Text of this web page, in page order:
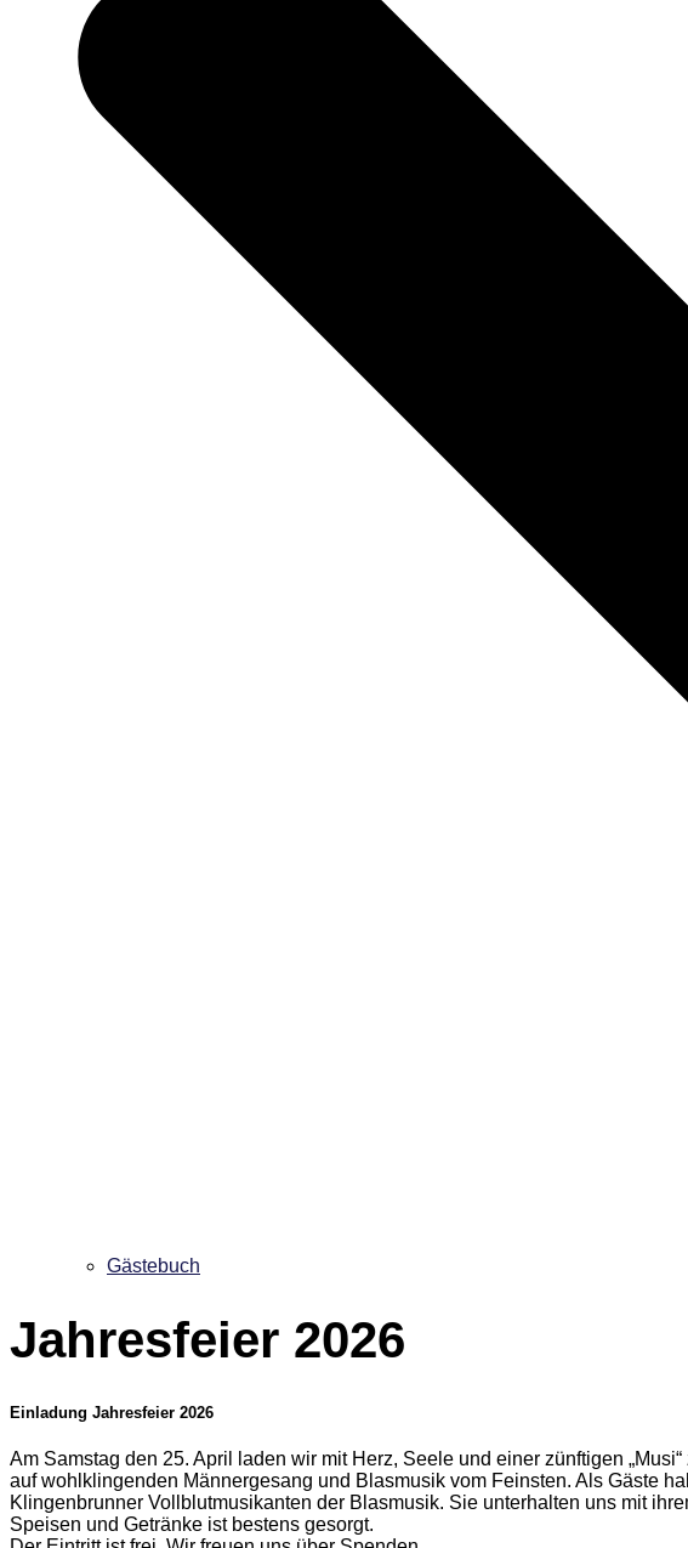
Gästebuch
Jahresfeier 2026
Einladung Jahresfeier 2026
Am Samstag den 25. April laden wir mit Herz, Seele und einer zünftigen
auf wohlklingenden Männergesang und Blasmusik vom Feinsten. Als Gäste
Klingenbrunner Vollblutmusikanten der Blasmusik. Sie unterhalten uns mit
Speisen und Getränke ist bestens gesorgt.